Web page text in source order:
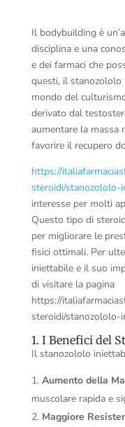
Il bodybuilding è
disciplina e una
e dei farmaci che
questi, il stanozololo
mondo del
derivato dal
aumentare la massa
favorire il recupero
https://
steroidi/stanozololo-
interesse per molti
Questo tipo di
per migliorare le
fisici ottimali. Per
iniettabile e il suo
di visitare la pagina
https://
steroidi/stanozololo-
1. I Benefici del
Il stanozololo
Aumento della
muscolare rapida e
Maggiore